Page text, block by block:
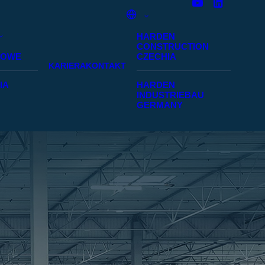
KARIERAKONTAKT
HARDEN
CONSTRUCTION
CZECHIA
HARDEN
INDUSTRIEBAU
GERMANY